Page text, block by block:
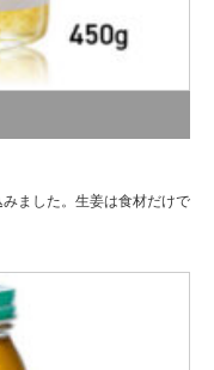
ました。生姜は食材だけで